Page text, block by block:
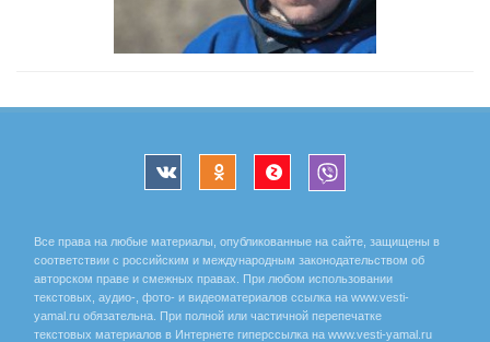
Все права на любые материалы, опубликованные на сайте, защищены в
соответствии с российским и международным законодательством об
авторском праве и смежных правах. При любом использовании
текстовых, аудио-, фото- и видеоматериалов ссылка на www.vesti-
yamal.ru обязательна. При полной или частичной перепечатке
текстовых материалов в Интернете гиперссылка на www.vesti-yamal.ru